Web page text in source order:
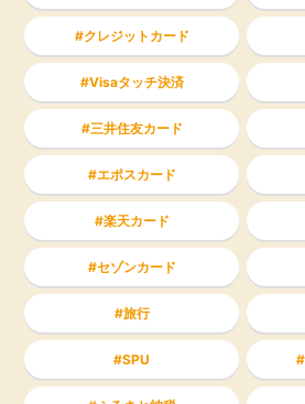
クレジットカード
Visaタッチ決済
三井住友カード
エポスカード
楽天カード
セゾンカード
旅行
SPU